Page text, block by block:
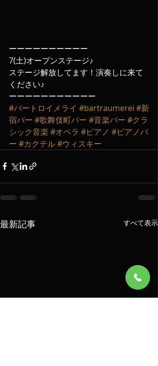
ーーーーーーーーーー
7(土)オープンステージ♪
ステージ解放してます！演奏しに来て
ください♪
ーーーーーーーーーーー
#バートロイメライ #bartraumerei #新
宿バー #歌舞伎町バー #音楽バー #クラ
シック音楽 #オペラ #ピアノ #ピアノバ
ー #カクテル#ウィスキー
最新記事 すべて表示